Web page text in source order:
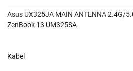
Asus UX325JA MAIN ANTENNA 2.4G/
ZenBook 13 UM325SA
Kabel